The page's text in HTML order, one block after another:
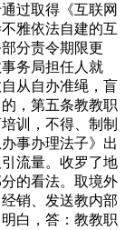
过取得《互联网
雅依法自建的互
分责令期限更
务局担任人就
从自办准绳，盲
，第五条教教职
训，不得、制制
事办理法子》出
流量。收罗了地
的看法。取境外
销、发送教内部
白，答：教教职